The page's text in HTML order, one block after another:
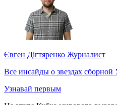
Євген Дігтяренко Журналист
Все инсайды о звездах сборной
Узнавай первым